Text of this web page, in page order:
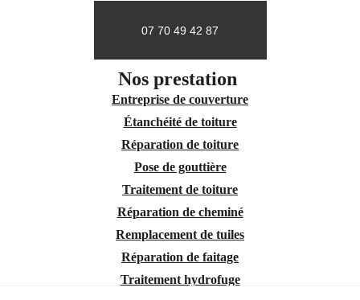
07 70 49 42 87
Nos prestation
Entreprise de couverture
Étanchéité de toiture
Réparation de toiture
Pose de gouttière
Traitement de toiture
Réparation de cheminé
Remplacement de tuiles
Réparation de faitage
Traitement hydrofuge